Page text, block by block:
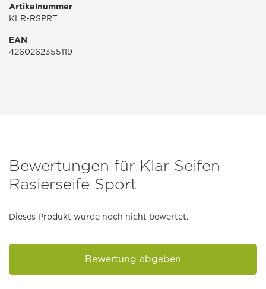
Artikelnummer
KLR-RSPRT
EAN
4260262355119
Bewertungen für Klar Seifen
Rasierseife Sport
Dieses Produkt wurde noch nicht bewertet.
Bewertung abgeben